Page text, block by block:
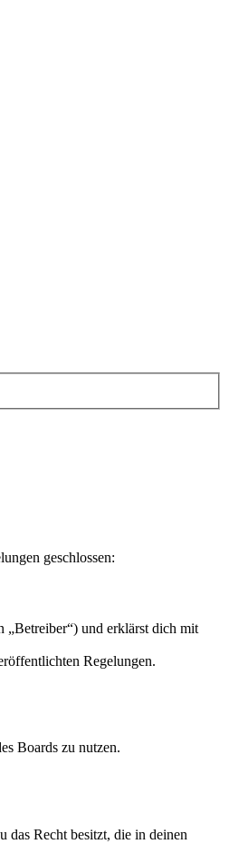
geschlossen:
„Betreiber“) und erklärst dich mit
Regelungen.
Boards zu nutzen.
das Recht besitzt, die in deinen